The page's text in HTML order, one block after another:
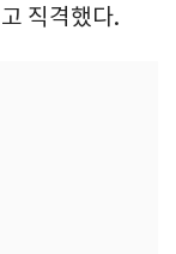
직격했다.